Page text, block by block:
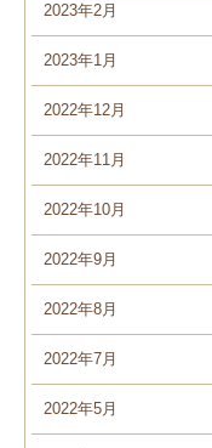
2023年2月
2023年1月
2022年12月
2022年11月
2022年10月
2022年9月
2022年8月
2022年7月
2022年5月